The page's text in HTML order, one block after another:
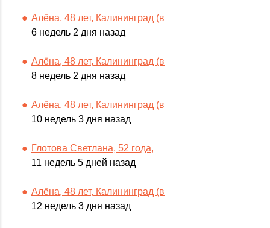
Алёна, 48 лет, Калининград (в
6 недель 2 дня назад
Алёна, 48 лет, Калининград (в
8 недель 2 дня назад
Алёна, 48 лет, Калининград (в
10 недель 3 дня назад
Глотова Светлана, 52 года,
11 недель 5 дней назад
Алёна, 48 лет, Калининград (в
12 недель 3 дня назад